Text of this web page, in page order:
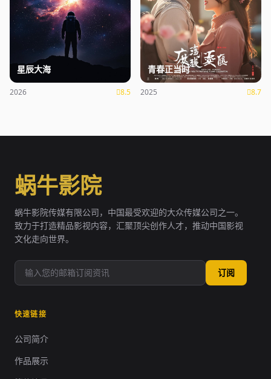
星辰大海
2026 8.5
青春正当时
2025 8.7
蜗牛影院
蜗牛影院传媒有限公司，中国最受欢迎的大众传媒公司之一。
致力于打造精品影视内容，汇聚顶尖创作人才，推动中国影视
文化走向世界。
订阅
快速链接
公司简介
作品展示